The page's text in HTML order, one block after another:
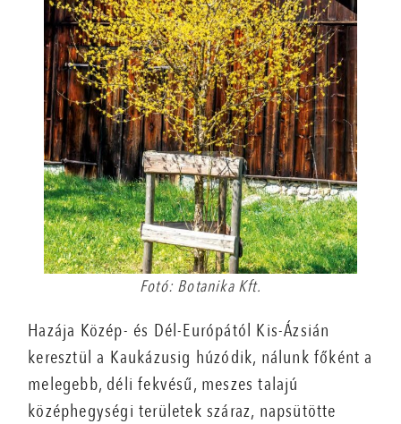
Fotó: Botanika Kft.
Hazája Közép- és Dél-Európától Kis-Ázsián
keresztül a Kaukázusig húzódik, nálunk főként a
melegebb, déli fekvésű, meszes talajú
középhegységi területek száraz, napsütötte